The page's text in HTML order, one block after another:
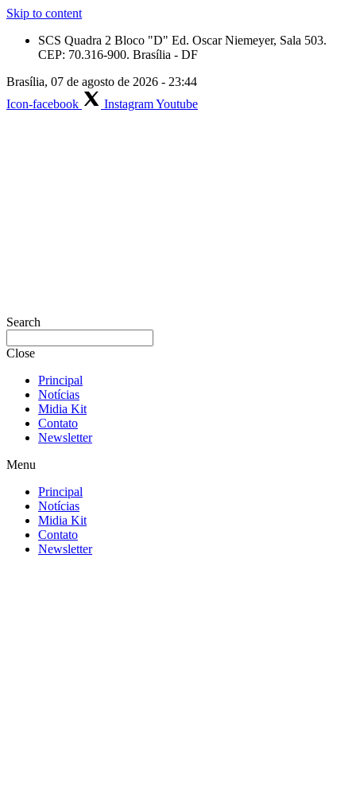
Skip to content
SCS Quadra 2 Bloco "D" Ed. Oscar Niemeyer, Sala 503.
CEP: 70.316-900. Brasília - DF
Brasília, 07 de agosto de 2026 - 23:44
Icon-facebook
InstagramYoutube
Search
Close
Principal
Notícias
Midia Kit
Contato
Newsletter
Menu
Principal
Notícias
Midia Kit
Contato
Newsletter